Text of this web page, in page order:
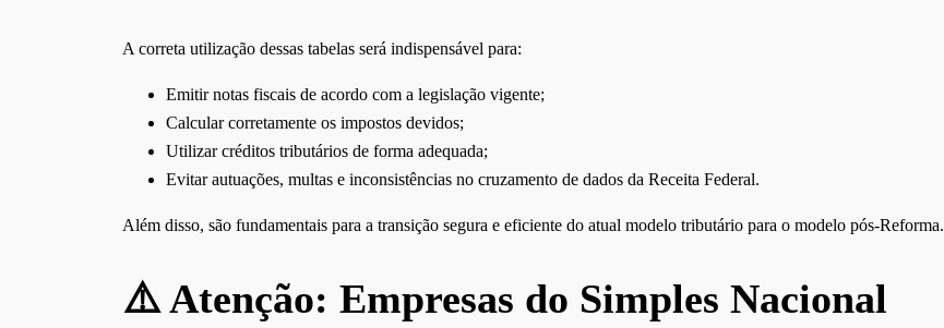
A correta utilização dessas tabelas será indispensável para:
Emitir notas fiscais de acordo com a legislação vigente;
Calcular corretamente os impostos devidos;
Utilizar créditos tributários de forma adequada;
Evitar autuações, multas e inconsistências no cruzamento de dados da Receita Federal.
Além disso, são fundamentais para a transição segura e eficiente do atual modelo tributário para o modelo pós-Reforma.
⚠️ Atenção: Empresas do Simples Nacional